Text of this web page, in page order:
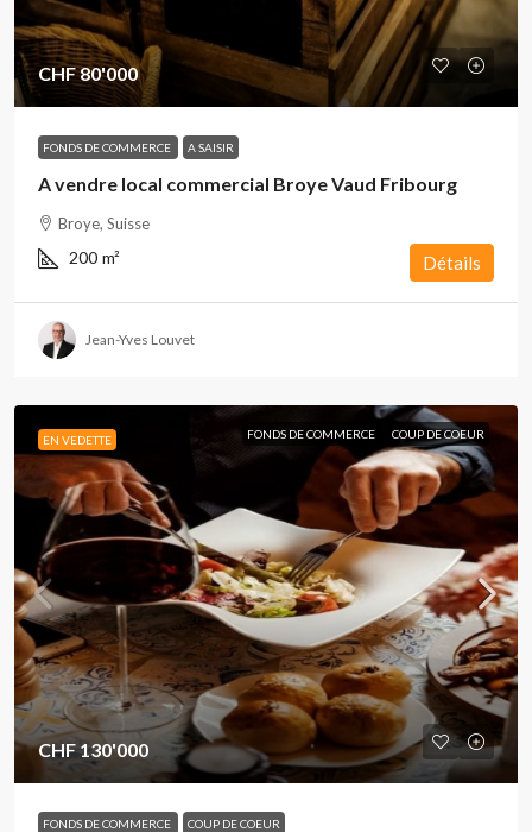
CHF 80'000
FONDS DE COMMERCE A SAISIR
A vendre local commercial Broye Vaud Fribourg
Broye, Suisse
200 m² Détails
Jean-Yves Louvet
EN VEDETTE FONDS DE COMMERCE COUP DE COEUR
CHF 130'000
FONDS DE COMMERCE COUP DE COEUR